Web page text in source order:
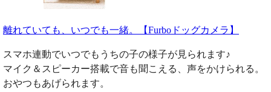
離れていても、いつでも一緒。【Furboドッグカメラ】
スマホ連動でいつでもうちの子の様子が見られます♪
マイク＆スピーカー搭載で音も聞こえる、声をかけられる。
おやつもあげられます。